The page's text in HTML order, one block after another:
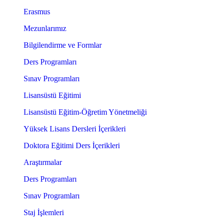
Erasmus
Mezunlarımız
Bilgilendirme ve Formlar
Ders Programları
Sınav Programları
Lisansüstü Eğitimi
Lisansüstü Eğitim-Öğretim Yönetmeliği
Yüksek Lisans Dersleri İçerikleri
Doktora Eğitimi Ders İçerikleri
Araştırmalar
Ders Programları
Sınav Programları
Staj İşlemleri